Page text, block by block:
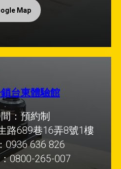
Map
台東體驗館
：預約制
路689巷16弄8號1樓
0936 636 826
0800-265-007